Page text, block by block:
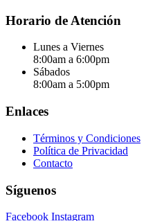
Horario de Atención
Lunes a Viernes
8:00am a 6:00pm
Sábados
8:00am a 5:00pm
Enlaces
Términos y Condiciones
Política de Privacidad
Contacto
Síguenos
Facebook Instagram